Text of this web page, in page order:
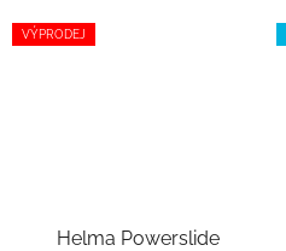
VÝPRODEJ
Helma Powerslide